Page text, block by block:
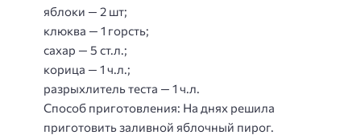
яблоки — 2 шт;
клюква — 1 горсть;
сахар — 5 ст.л.;
корица — 1 ч.л.;
разрыхлитель теста — 1 ч.л.
Способ приготовления: На днях решила
приготовить заливной яблочный пирог.